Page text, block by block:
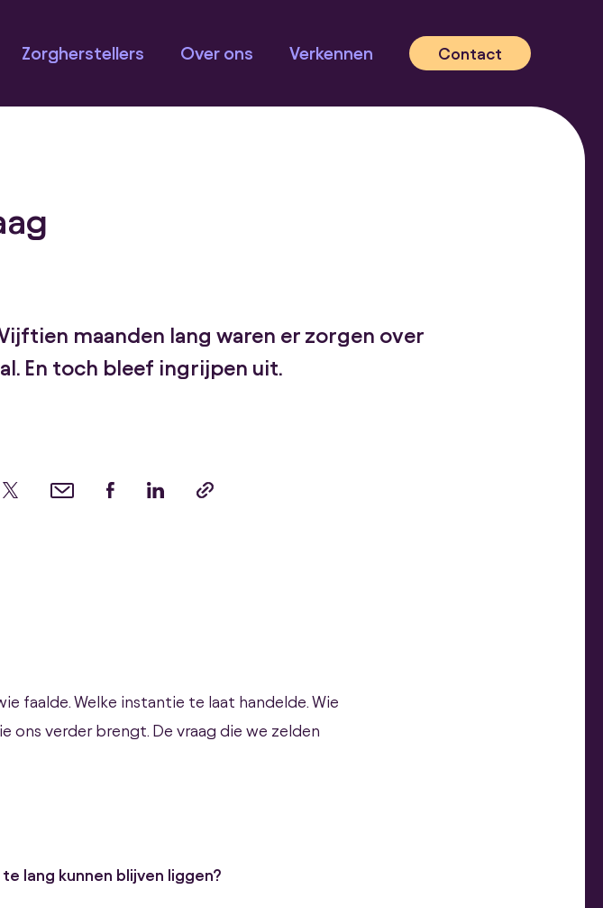
Zorgherstellers Over ons Verkennen Contact
maanden lang waren er zorgen over
En toch bleef ingrijpen uit.
faalde. Welke instantie te laat handelde. Wie
ons verder brengt. De vraag die we zelden
lang kunnen blijven liggen?